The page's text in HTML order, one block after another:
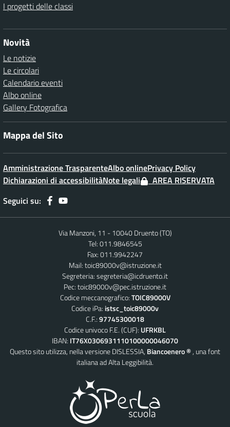
I progetti delle classi
Novità
Le notizie
Le circolari
Calendario eventi
Albo online
Gallery Fotografica
Mappa del Sito
Amministrazione TrasparenteAlbo onlinePrivacy Policy
Dichiarazioni di accessibilitàNote legali
AREA RISERVATA
Seguici su:
Via Manzoni, 11 - 10040 Druento (TO)
Tel: 011.9846545
Fax: 011.9942247
Mail:toic89000v@istruzione.it
Segreteria:segreteria@icdruento.it
Pec:toic89000v@pec.istruzione.it
Codice meccanografico:TOIC89000V
Codice iPa: istsc_toic89000v
C.F.:97745300018
Codice univoco F.E. (CUF): UFRKBL
IBAN: IT76X0306931110100000046070
Questo sito utilizza, nella versione DISLESSIA, Biancoenero ®, una font
italiana ad Alta Leggibilità.